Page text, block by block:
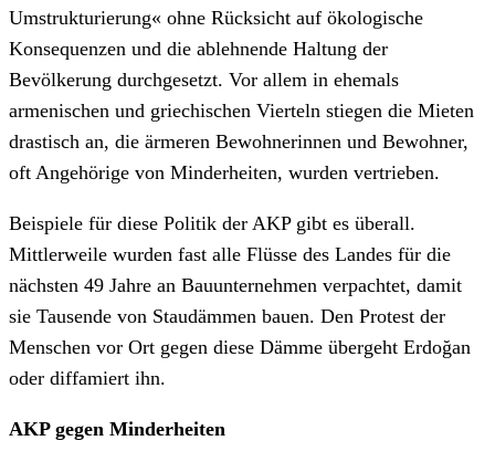
Umstrukturierung« ohne Rücksicht auf ökologische
Konsequenzen und die ablehnende Haltung der
Bevölkerung durchgesetzt. Vor allem in ehemals
armenischen und griechischen Vierteln stiegen die Mieten
drastisch an, die ärmeren Bewohnerinnen und Bewohner,
oft Angehörige von Minderheiten, wurden vertrieben.
Beispiele für diese Politik der AKP gibt es überall.
Mittlerweile wurden fast alle Flüsse des Landes für die
nächsten 49 Jahre an Bauunternehmen verpachtet, damit
sie Tausende von Staudämmen bauen. Den Protest der
Menschen vor Ort gegen diese Dämme übergeht Erdoğan
oder diffamiert ihn.
AKP gegen Minderheiten